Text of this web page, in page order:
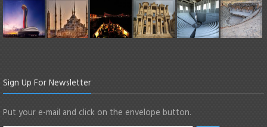
Sign Up For Newsletter
Put your e-mail and click on the envelope button.